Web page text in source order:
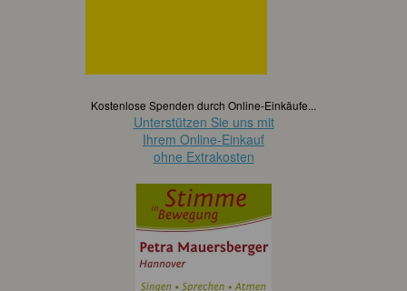
Kostenlose Spenden durch Online-Einkäufe...
Unterstützen Sie uns mit
Ihrem Online-Einkauf
ohne Extrakosten